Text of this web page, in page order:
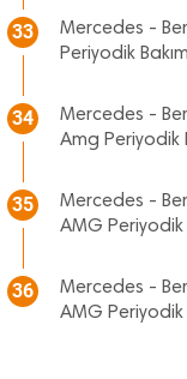
33
Mercedes -
Periyodik Bakım
34
Mercedes -
Amg Periyodik
35
Mercedes -
AMG Periyodik
36
Mercedes -
AMG Periyodik